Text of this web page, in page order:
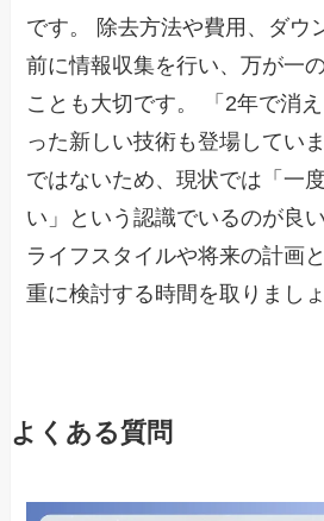
です。 除去方法や費用、ダウ
前に情報収集を行い、万が一
ことも大切です。 「2年で消
った新しい技術も登場してい
ではないため、現状では「一
い」という認識でいるのが良
ライフスタイルや将来の計画
重に検討する時間を取りましょ
よくある質問